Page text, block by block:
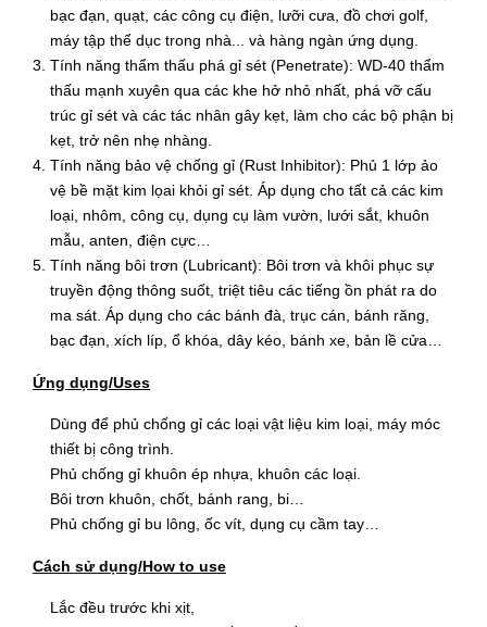
bạc đạn, quạt, các công cụ điện, lưỡi cưa, đồ chơi golf,
máy tập thể dục trong nhà... và hàng ngàn ứng dụng.
Tính năng thẩm thấu phá gỉ sét (Penetrate): WD-40 thẩm
thấu mạnh xuyên qua các khe hở nhỏ nhất, phá vỡ cấu
trúc gỉ sét và các tác nhân gây kẹt, làm cho các bộ phận bị
kẹt, trở nên nhẹ nhàng.
Tính năng bảo vệ chống gỉ (Rust Inhibitor): Phủ 1 lớp ảo
vệ bề mặt kim lọai khỏi gỉ sét. Áp dụng cho tất cả các kim
loại, nhôm, công cụ, dụng cụ làm vườn, lưới sắt, khuôn
mẫu, anten, điện cực…
Tính năng bôi trơn (Lubricant): Bôi trơn và khôi phục sự
truyền động thông suốt, triệt tiêu các tiếng ồn phát ra do
ma sát. Áp dụng cho các bánh đà, trục cán, bánh răng,
bạc đạn, xích líp, ổ khóa, dây kéo, bánh xe, bản lề cửa…
Ứng dụng/Uses
Dùng để phủ chống gỉ các loại vật liệu kim loại, máy móc
thiết bị công trình.
Phủ chống gỉ khuôn ép nhựa, khuôn các loại.
Bôi trơn khuôn, chốt, bánh rang, bi…
Phủ chống gỉ bu lông, ốc vít, dụng cụ cầm tay…
Cách sử dụng/How to use
Lắc đều trước khi xịt,